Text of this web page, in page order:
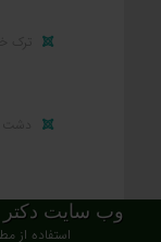
وب سایت دکتر
استفاده از